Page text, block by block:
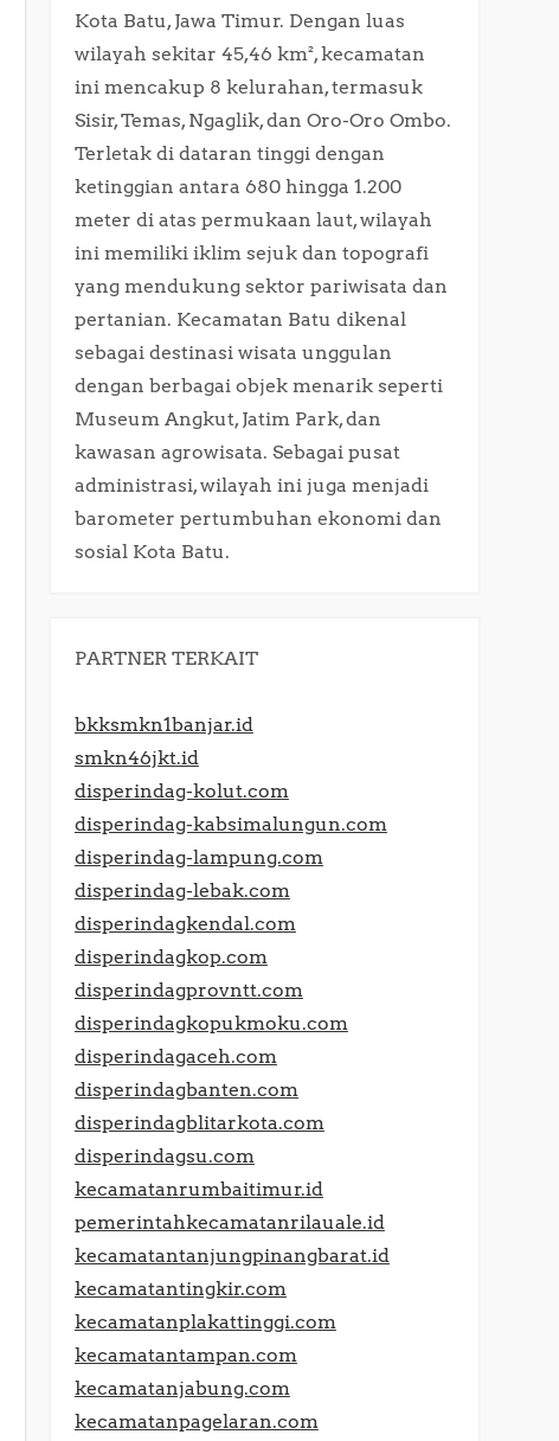
Kota Batu, Jawa Timur. Dengan luas
wilayah sekitar 45,46 km², kecamatan
ini mencakup 8 kelurahan, termasuk
Sisir, Temas, Ngaglik, dan Oro-Oro Ombo.
Terletak di dataran tinggi dengan
ketinggian antara 680 hingga 1.200
meter di atas permukaan laut, wilayah
ini memiliki iklim sejuk dan topografi
yang mendukung sektor pariwisata dan
pertanian. Kecamatan Batu dikenal
sebagai destinasi wisata unggulan
dengan berbagai objek menarik seperti
Museum Angkut, Jatim Park, dan
kawasan agrowisata. Sebagai pusat
administrasi, wilayah ini juga menjadi
barometer pertumbuhan ekonomi dan
sosial Kota Batu.​
PARTNER TERKAIT
bkksmkn1banjar.id
smkn46jkt.id
disperindag-kolut.com
disperindag-kabsimalungun.com
disperindag-lampung.com
disperindag-lebak.com
disperindagkendal.com
disperindagkop.com
disperindagprovntt.com
disperindagkopukmoku.com
disperindagaceh.com
disperindagbanten.com
disperindagblitarkota.com
disperindagsu.com
kecamatanrumbaitimur.id
pemerintahkecamatanrilauale.id
kecamatantanjungpinangbarat.id
kecamatantingkir.com
kecamatanplakattinggi.com
kecamatantampan.com
kecamatanjabung.com
kecamatanpagelaran.com